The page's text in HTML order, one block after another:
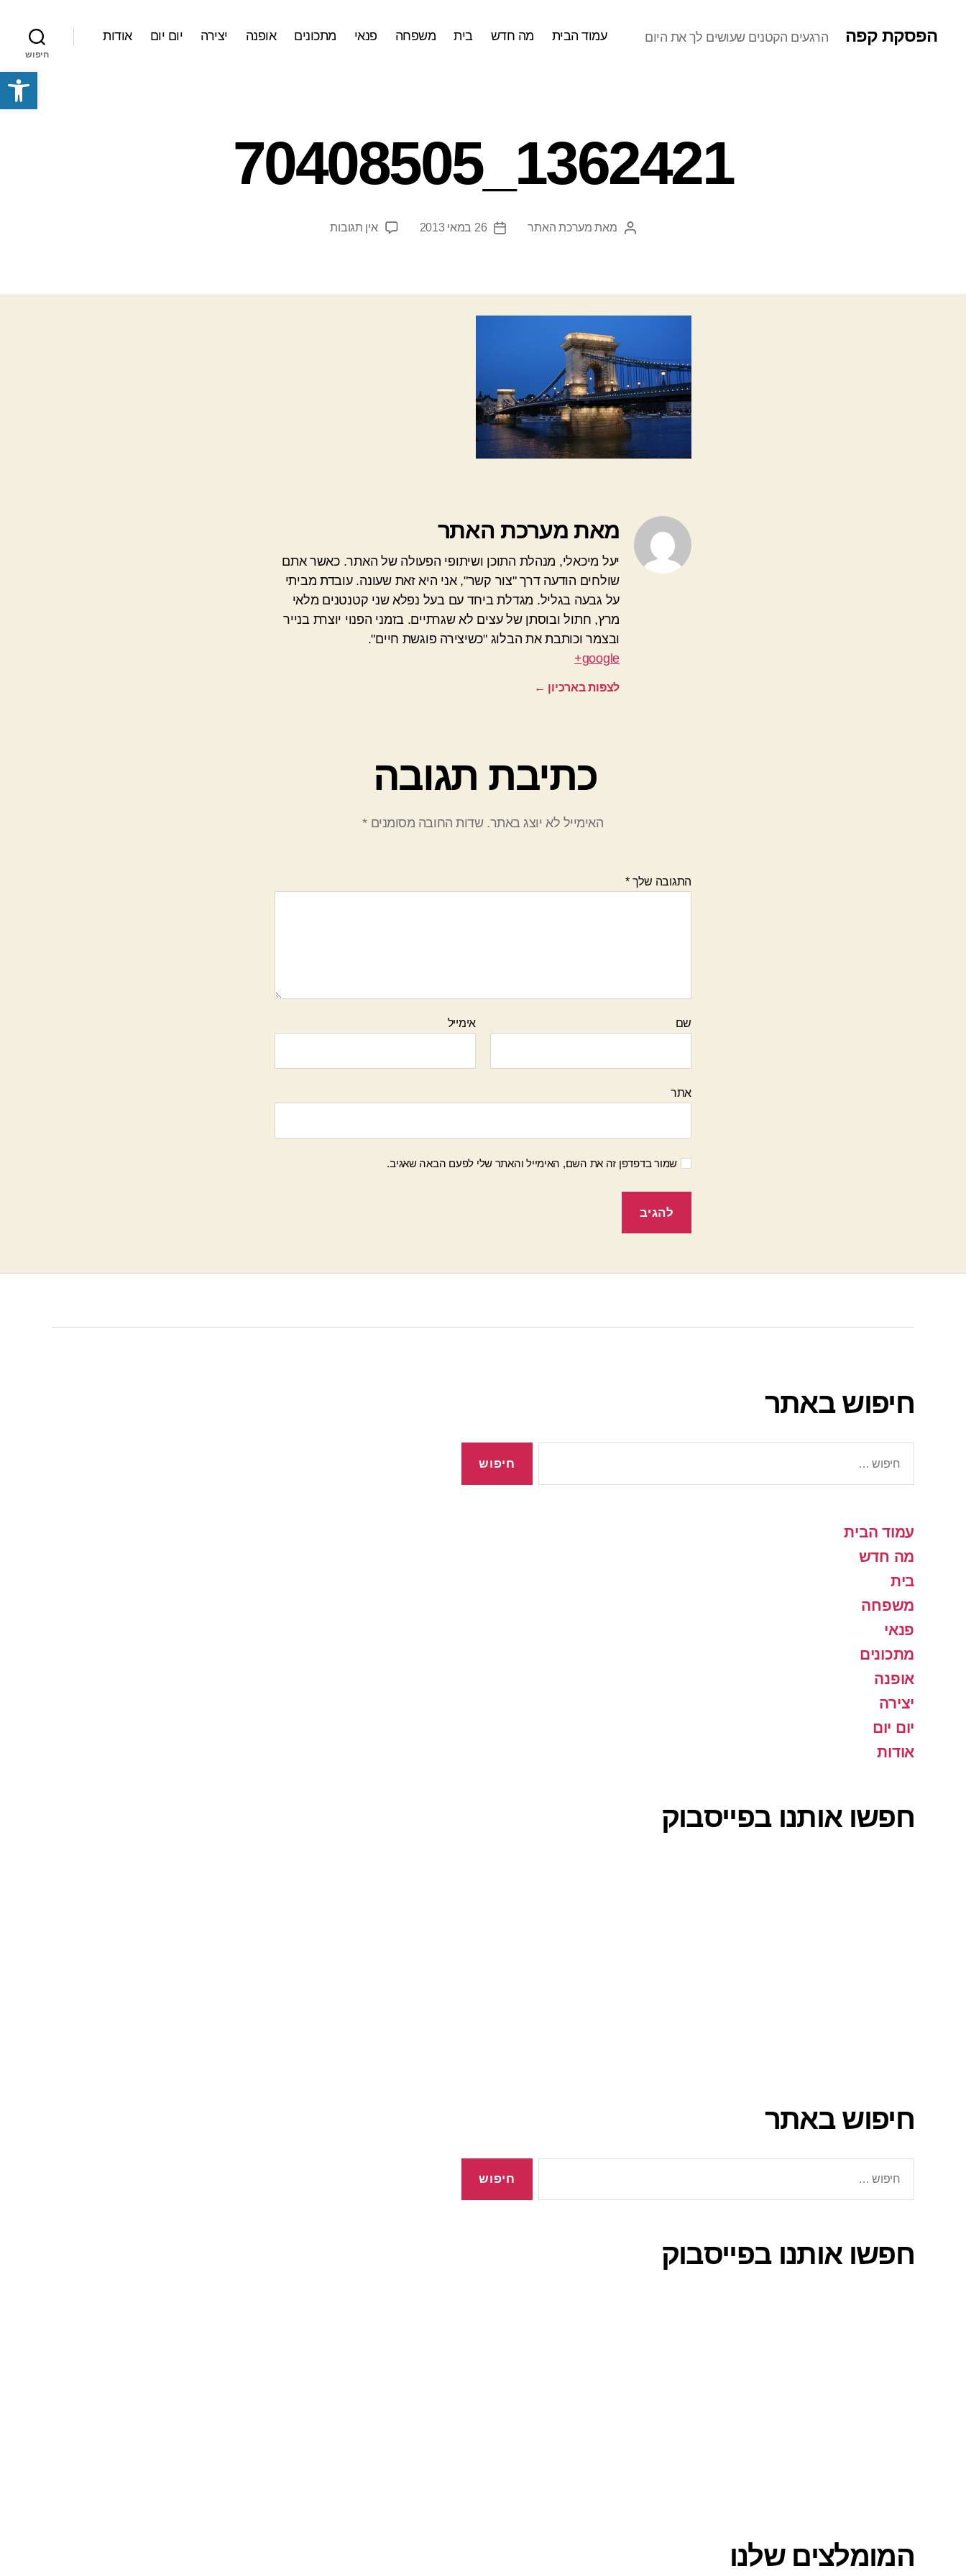
פתח סרגל נגישות
הפסקת קפה הרגעים הקטנים שעושים לך את היום עמוד הבית מה חדש בית משפחה פנאי מתכונים אופנה יצירה יום יום אודות
חיפוש
1362421_70408505
המחבר
מאת מערכת האתר
תאריך
26 במאי 2013 אין תגובותעל
מאת מערכת האתר
יעל מיכאלי, מנהלת התוכן ושיתופי הפעולה של האתר. כאשר אתם
שולחים הודעה דרך "צור קשר", אני היא זאת שעונה. עובדת מביתי
על גבעה בגליל. מגדלת ביחד עם בעל נפלא שני קטנטנים מלאי
מרץ, חתול ובוסתן של עצים לא שגרתיים. בזמני הפנוי יוצרת בנייר
ובצמר וכותבת את הבלוג "כשיצירה פוגשת חיים".
google+
לצפות בארכיון ←
כתיבת תגובה
האימייל לא יוצג באתר. שדות החובה מסומנים*
התגובה שלך*
שם אימייל
אתר
שמור בדפדפן זה את השם, האימייל והאתר שלי לפעם הבאה שאגיב.
חיפוש באתר
עמוד הבית
מה חדש
בית
משפחה
פנאי
מתכונים
אופנה
יצירה
יום יום
אודות
חפשו אותנו בפייסבוק
חיפוש באתר
חפשו אותנו בפייסבוק
המומלצים שלנו